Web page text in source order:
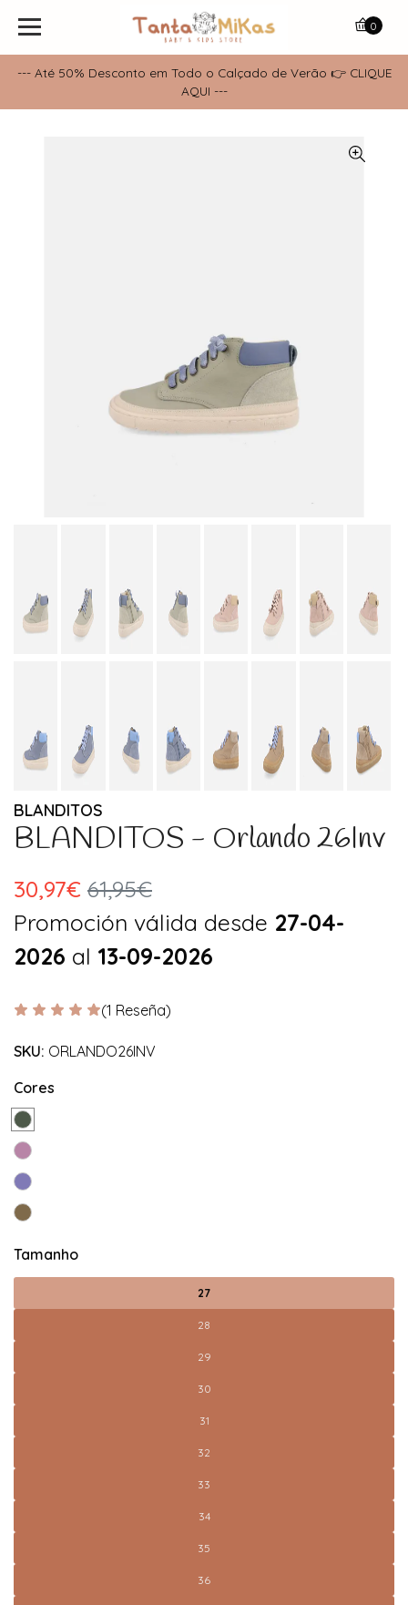
--- Até 50% Desconto em Todo o Calçado de Verão 👉 CLIQUE
AQUI ---
0
BLANDITOS
BLANDITOS - Orlando 26Inv
30,97€ 61,95€
Promoción válida desde 27-04-
2026 al 13-09-2026
(1 Reseña)
SKU: ORLANDO26INV
Cores
Tamanho
27
28
29
30
31
32
33
34
35
36